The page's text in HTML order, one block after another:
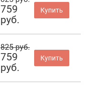
759
руб.
Купить
825 руб.
759
руб.
Купить